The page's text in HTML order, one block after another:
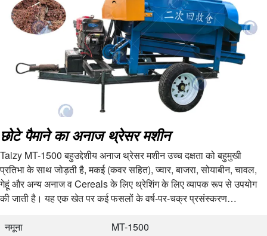
छोटे पैमाने का अनाज थ्रेसर मशीन
Taizy MT-1500 बहुउद्देशीय अनाज थ्रेसर मशीन उच्च दक्षता को बहुमुखी
प्रतिभा के साथ जोड़ती है, मकई (कवर सहित), ज्वार, बाजरा, सोयाबीन, चावल,
गेहूं और अन्य अनाज व Cereals के लिए थ्रेशिंग के लिए व्यापक रूप से उपयोग
की जाती है। यह एक खेत पर कई फसलों के वर्ष-पर-चक्र प्रसंस्करण
नमूना
MT-1500